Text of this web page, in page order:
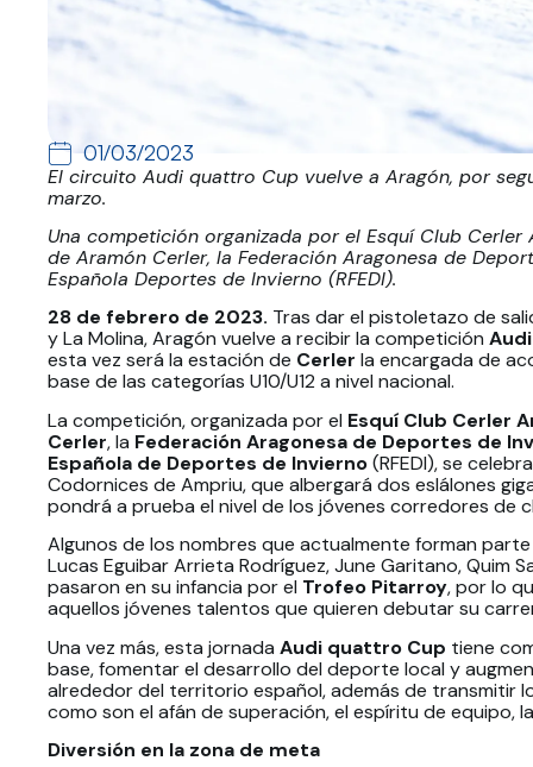
01/03/2023
El circuito Audi quattro Cup vuelve a Aragón, por
marzo.
Una competición organizada por el Esquí Club
de Aramón Cerler, la Federación Aragonesa de
Española Deportes de Invierno (RFEDI).
28 de febrero de 2023. Tras dar el pistoletazo de
y La Molina, Aragón vuelve a recibir la competición
esta vez será la estación de Cerler la encargada de
base de las categorías U10/U12 a nivel nacional.
La competición, organizada por el Esquí Club Cerler
Cerler, la Federación Aragonesa de Deportes de
Española de Deportes de Invierno(RFEDI), se
Codornices de Ampriu, que albergará dos eslálones
pondrá a prueba el nivel de los jóvenes corredores de
Algunos de los nombres que actualmente forman
Lucas Eguibar Arrieta Rodríguez, June Garitano, Quim
pasaron en su infancia por el Trofeo Pitarroy, por lo
aquellos jóvenes talentos que quieren debutar su
Una vez más, esta jornada Audi quattro Cup tiene
base, fomentar el desarrollo del deporte local y
alrededor del territorio español, además de transmitir
como son el afán de superación, el espíritu de equipo,
Diversión en la zona de meta